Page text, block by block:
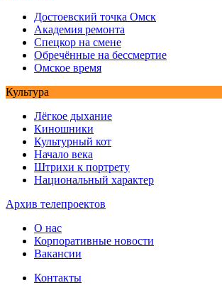
Достоевский точка Омск
Академия ремонта
Спецкор на смене
Обречённые на бессмертие
Омское время
Культура
Лёгкое дыхание
Киношники
Культурный кот
Начало века
Штрихи к портрету
Национальный характер
Архив телепроектов
О нас
Корпоративные новости
Вакансии
Контакты